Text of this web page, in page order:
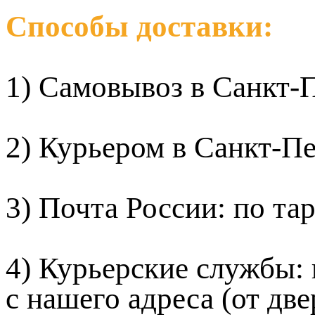
Способы доставки:
1) Самовывоз в
2) Курьером в Санкт-
3) Почта России: по
4) Курьерские службы:
с нашего адреса (от